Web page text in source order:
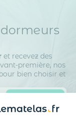
et recevez des
première, nos
bien choisir et